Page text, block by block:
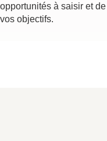
opportunités à saisir et
vos objectifs.